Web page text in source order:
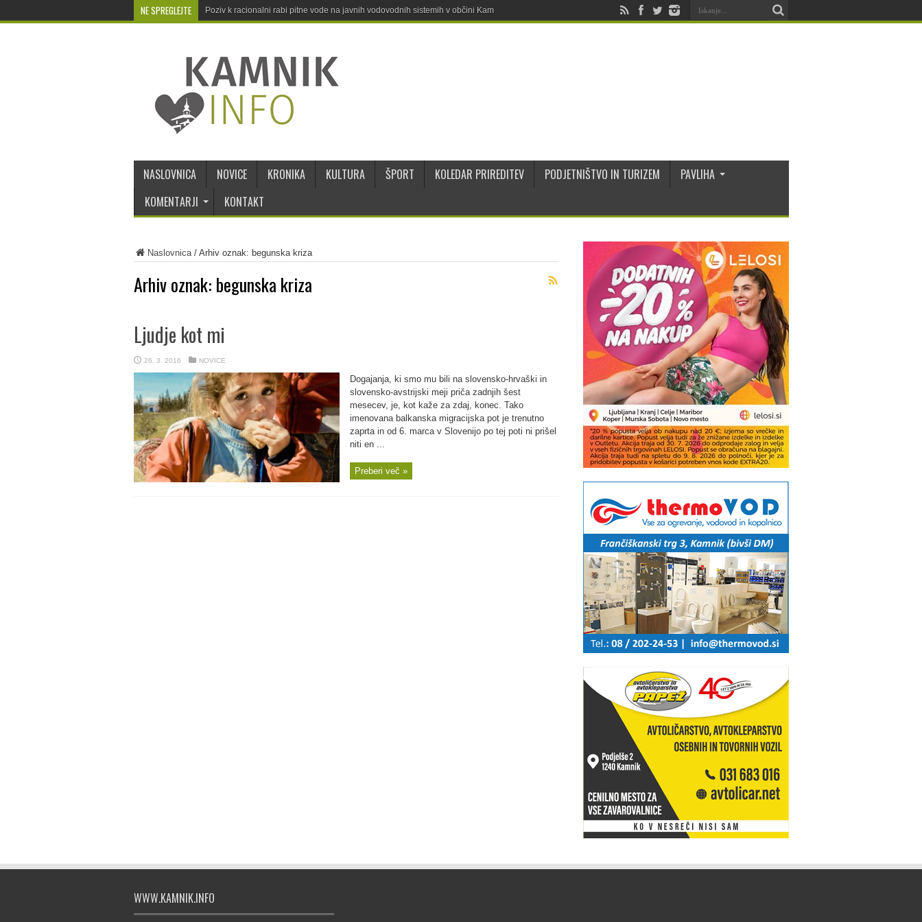
NE SPREGLEJTE Poziv k racionalni rabi pitne vode na javnih vodovodnih sistemih v občini Kamnik
NASLOVNICA NOVICE KRONIKA KULTURA ŠPORT KOLEDAR PRIREDITEV PODJETNIŠTVO IN TURIZEM
PAVLIHA
KOMENTARJI
KONTAKT
Naslovnica/ Arhiv oznak: begunska kriza
Arhiv oznak: begunska kriza
Ljudje kot mi
26. 3. 2016 NOVICE
Dogajanja, ki smo mu bili na slovensko-hrvaški in
slovensko-avstrijski meji priča zadnjih šest
mesecev, je, kot kaže za zdaj, konec. Tako
imenovana balkanska migracijska pot je trenutno
zaprta in od 6. marca v Slovenijo po tej poti ni prišel
niti en ...
Preberi več »
WWW.KAMNIK.INFO